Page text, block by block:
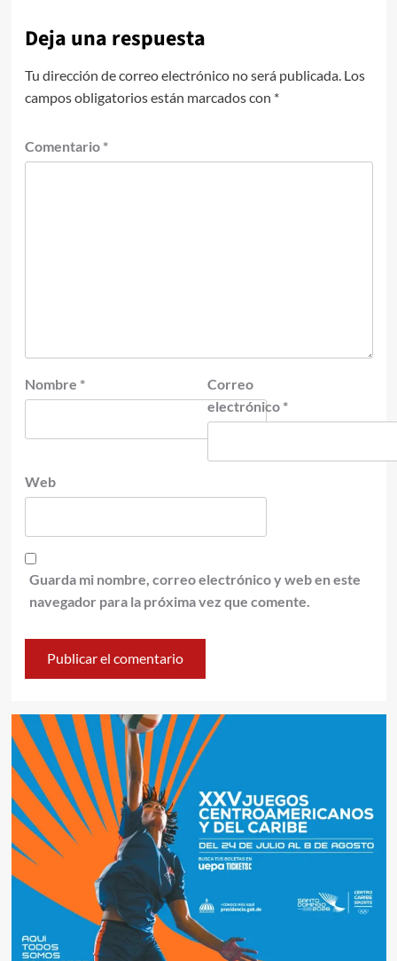
Deja una respuesta
Tu dirección de correo electrónico no será publicada. Los
campos obligatorios están marcados con *
Comentario *
Nombre *
Correo
electrónico *
Web
Guarda mi nombre, correo electrónico y web en este
navegador para la próxima vez que comente.